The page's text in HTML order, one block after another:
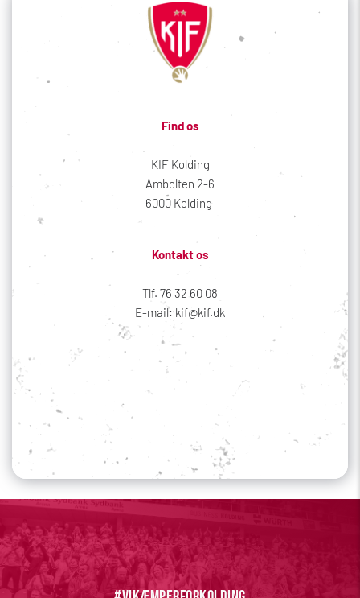
Find os
KIF Kolding
Ambolten 2-6
6000 Kolding
Kontakt os
Tlf. 76 32 60 08
E-mail: kif@kif.dk
Sociale medier
Din profil